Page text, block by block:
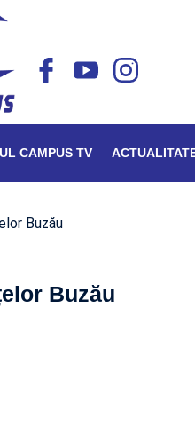
CAMPUS TV
Buzău
Buzău